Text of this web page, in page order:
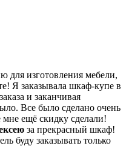
для изготовления мебели,
Я заказывала шкаф-купе в
и заканчивая
Все было сделано очень
ещё скидку сделали!
за прекрасный шкаф!
буду заказывать только